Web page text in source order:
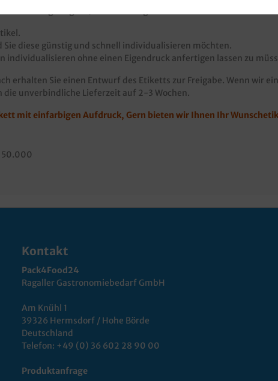
rechteckig möglich) mit einfarbigem Aufdruck
diese günstig und schnell individualisieren möchten.
individualisieren ohne einen Eigendruck anfertigen lassen zu
erhalten Sie einen Entwurf des Etiketts zur Freigabe. Wenn wir
unverbindliche Lieferzeit auf 2-3 Wochen.
mit einfarbigen Aufdruck, Gern bieten wir Ihnen Ihr
, 50.000
Kontakt
Pack4Food24
Ragaller Gastronomiebedarf GmbH
Am Knühl 1
39326 Hermsdorf / Hohe Börde
Deutschland
Telefon: +49 (0) 36 602 28 90 00
Produktanfrage